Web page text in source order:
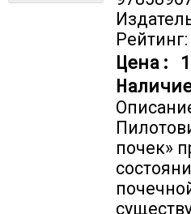
Рейтинг:
Цена:
почек»